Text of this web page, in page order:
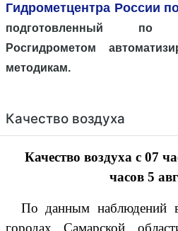
Гидрометцентра России
подготовленный по
Росгидрометом
методикам.
Качество воздуха
Качество воздуха с 07
часов 5
По данным наблюдений
городах Самарской